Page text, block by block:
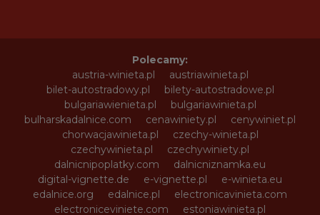
Polecamy:
austria-winieta.pl
austriawinieta.pl
bilet-autostradowy.pl
bilety-autostradowe.pl
bulgariawienieta.pl
bulgariawinieta.pl
bulharskadalnice.com
cenawiniety.pl
cenywiniet.pl
chorwacjawinieta.pl
czechy-winieta.pl
czechywinieta.pl
czechywiniety.pl
dalnicnipoplatky.com
dalnicniznamka.eu
digital-vignette.de
e-vignette.pl
e-winieta.eu
edalnice.org
edalnice.pl
electronicavinieta.com
electroniceviniete.com
estoniawinieta.pl